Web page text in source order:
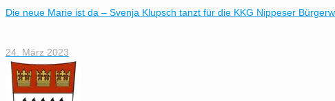
Die neue Marie ist da – Svenja Klupsch tanzt für die KKG Nippeser
24. März 2023